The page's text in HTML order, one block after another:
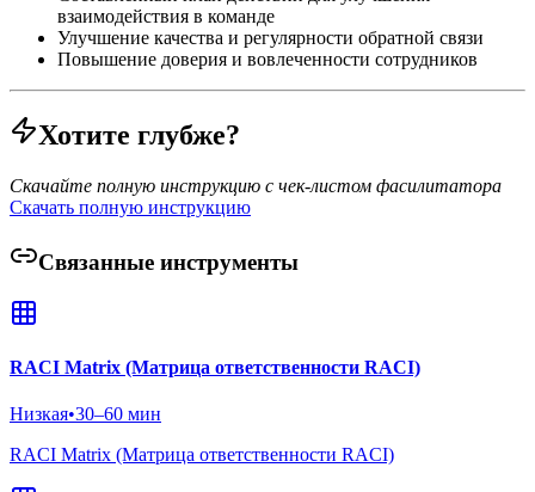
взаимодействия в команде
Улучшение качества и регулярности обратной связи
Повышение доверия и вовлеченности сотрудников
Хотите глубже?
Скачайте полную инструкцию с чек-листом фасилитатора
Скачать полную инструкцию
Связанные инструменты
RACI Matrix (Матрица ответственности RACI)
Низкая•30–60 мин
RACI Matrix (Матрица ответственности RACI)